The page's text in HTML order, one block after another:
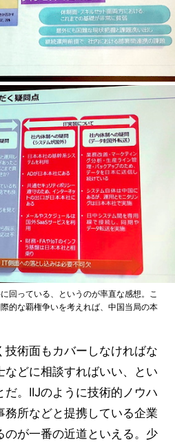
回っている、というのが率直な感想。こ
的な覇権争いを考えれば、中国当局の本
技術面もカバーしなければな
などに相談すればいい、とい
だ。IIJのように技術的ノウハ
務所などと提携している企業
のが一番の近道といえる。少